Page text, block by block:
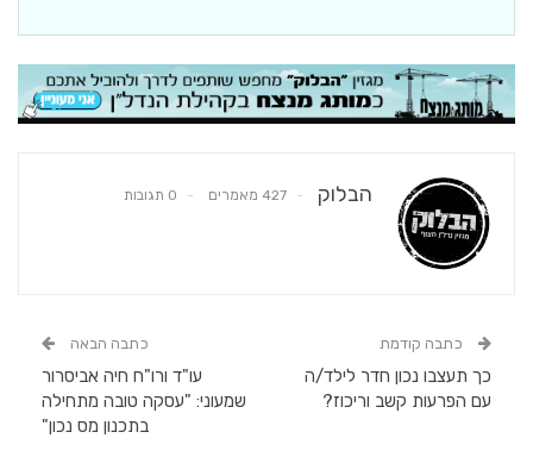
הבלוק 427 מאמרים 0 תגובות
כתבה קודמת
כך תעצבו נכון חדר לילד/ה
עם הפרעות קשב וריכוז?
כתבה הבאה
עו"ד ורו"ח חיה אביסרור
שמעוני: "עסקה טובה מתחילה
בתכנון מס נכון"